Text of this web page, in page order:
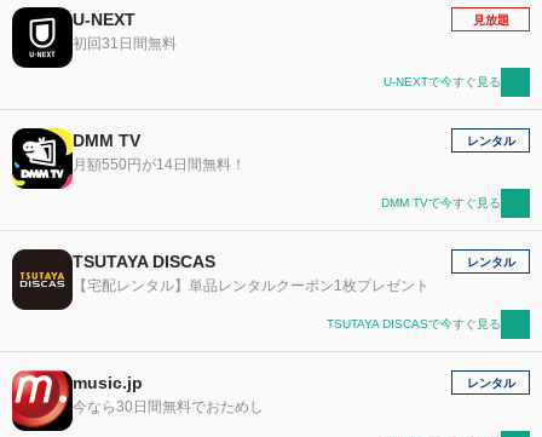
U-NEXT
初回31日間無料
見放題
U-NEXTで今すぐ見る
DMM TV
月額550円が14日間無料！
レンタル
DMM TVで今すぐ見る
TSUTAYA DISCAS
【宅配レンタル】単品レンタルクーポン1枚プレゼント
レンタル
TSUTAYA DISCASで今すぐ見る
music.jp
今なら30日間無料でおためし
レンタル